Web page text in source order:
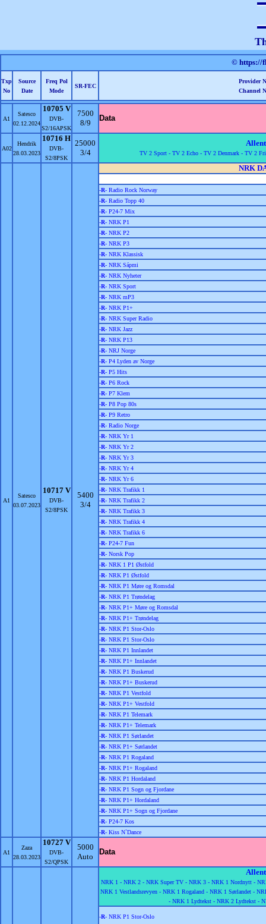
© https://
Txp
No
Source
Date
Freq Pol
Mode
SR-FEC
Provider
Channel
A1
Satesco
02.12.2024
10705 V
DVB-
S2/16APSK
7500
8/9
Data
A02
Hendrik
28.03.2023
10716 H
DVB-
S2/8PSK
25000
3/4
TV 2 Sport - TV 2 Echo - TV 2 Denmark - TV 2
A1
Satesco
03.07.2023
10717 V
DVB-
S2/8PSK
5400
3/4
NRK
-R- Radio Rock Norway
-R- Radio Topp 40
-R- P24-7 Mix
-R- NRK P1
-R- NRK P2
-R- NRK P3
-R- NRK Klassisk
-R- NRK Sápmi
-R- NRK Nyheter
-R- NRK Sport
-R- NRK mP3
-R- NRK P1+
-R- NRK Super Radio
-R- NRK Jazz
-R- NRK P13
-R- NRJ Norge
-R- P4 Lyden av Norge
-R- P5 Hits
-R- P6 Rock
-R- P7 Klem
-R- P8 Pop 80s
-R- P9 Retro
-R- Radio Norge
-R- NRK Yr 1
-R- NRK Yr 2
-R- NRK Yr 3
-R- NRK Yr 4
-R- NRK Yr 6
-R- NRK Trafikk 1
-R- NRK Trafikk 2
-R- NRK Trafikk 3
-R- NRK Trafikk 4
-R- NRK Trafikk 6
-R- P24-7 Fun
-R- Norsk Pop
-R- NRK 1 P1 Østfold
-R- NRK P1 Østfold
-R- NRK P1 Møre og Romsdal
-R- NRK P1 Trøndelag
-R- NRK P1+ Møre og Romsdal
-R- NRK P1+ Trøndelag
-R- NRK P1 Stor-Oslo
-R- NRK P1 Stor-Oslo
-R- NRK P1 Innlandet
-R- NRK P1+ Innlandet
-R- NRK P1 Buskerud
-R- NRK P1+ Buskerud
-R- NRK P1 Vestfold
-R- NRK P1+ Vestfold
-R- NRK P1 Telemark
-R- NRK P1+ Telemark
-R- NRK P1 Sørlandet
-R- NRK P1+ Sørlandet
-R- NRK P1 Rogaland
-R- NRK P1+ Rogaland
-R- NRK P1 Hordaland
-R- NRK P1 Sogn og Fjordane
-R- NRK P1+ Hordaland
-R- NRK P1+ Sogn og Fjordane
-R- P24-7 Kos
-R- Kiss N`Dance
A1
Zaza
28.03.2023
10727 V
DVB-
S2/QPSK
5000
Auto
Data
NRK 1 - NRK 2 - NRK Super TV - NRK 3 - NRK 1 Nordnytt -
NRK 1 Vestlandsrevyen - NRK 1 Rogaland - NRK 1 Sørlandet -
- NRK 1 Lydtekst - NRK 2 Lydtekst -
-R- NRK P1 Stor-Oslo